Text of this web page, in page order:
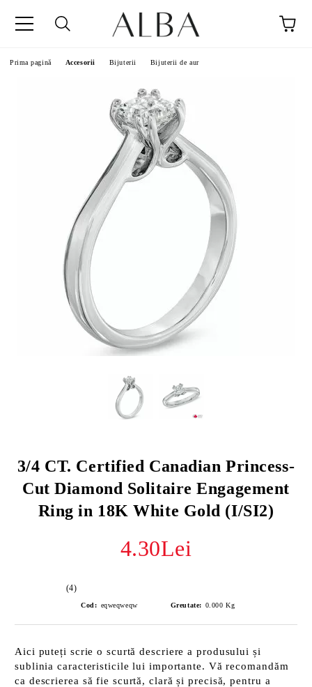
Prima pagină Accesorii Bijuterii Bijuterii de aur
3/4 CT. Certified Canadian Princess-
Cut Diamond Solitaire Engagement
Ring in 18K White Gold (I/SI2)
4.30Lei
(4)
Cod: eqweqweqw Greutate: 0.000 Kg
Aici puteți scrie o scurtă descriere a produsului și
sublinia caracteristicile lui importante. Vă recomandăm
ca descrierea să fie scurtă, clară și precisă, pentru a